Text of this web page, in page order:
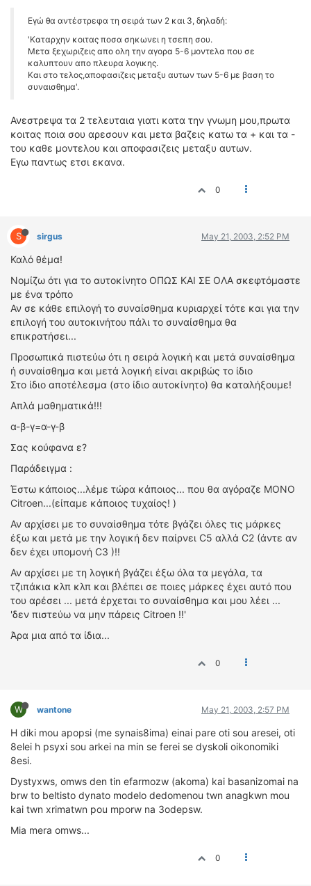
Εγώ θα αντέστρεφα τη σειρά των 2 και 3, δηλαδή:
'Καταρχην κοιτας ποσα σηκωνει η τσεπη σου.
Μετα ξεχωριζεις απο ολη την αγορα 5-6 μοντελα που σε
καλυπτουν απο πλευρα λογικης.
Και στο τελος,αποφασιζεις μεταξυ αυτων των 5-6 με βαση το
συναισθημα'.
Ανεστρεψα τα 2 τελευταια γιατι κατα την γνωμη μου,πρωτα
κοιτας ποια σου αρεσουν και μετα βαζεις κατω τα + και τα -
του καθε μοντελου και αποφασιζεις μεταξυ αυτων.
Εγω παντως ετσι εκανα.
0
S sirgus May 21, 2003, 2:52 PM
Καλό θέμα!
Νομίζω ότι για το αυτοκίνητο ΟΠΩΣ ΚΑΙ ΣΕ ΟΛΑ σκεφτόμαστε
με ένα τρόπο
Αν σε κάθε επιλογή το συναίσθημα κυριαρχεί τότε και για την
επιλογή του αυτοκινήτου πάλι το συναίσθημα θα
επικρατήσει...
Προσωπικά πιστεύω ότι η σειρά λογική και μετά συναίσθημα
ή συναίσθημα και μετά λογική είναι ακριβώς το ίδιο
Στο ίδιο αποτέλεσμα (στο ίδιο αυτοκίνητο) θα καταλήξουμε!
Απλά μαθηματικά!!!
α-β-γ=α-γ-β
Σας κούφανα ε?
Παράδειγμα :
Έστω κάποιος...λέμε τώρα κάποιος... που θα αγόραζε ΜΟΝΟ
Citroen...(είπαμε κάποιος τυχαίος! )
Αν αρχίσει με το συναίσθημα τότε βγάζει όλες τις μάρκες
έξω και μετά με την λογική δεν παίρνει C5 αλλά C2 (άντε αν
δεν έχει υπομονή C3 )!!
Αν αρχίσει με τη λογική βγάζει έξω όλα τα μεγάλα, τα
τζιπάκια κλπ κλπ και βλέπει σε ποιες μάρκες έχει αυτό που
του αρέσει ... μετά έρχεται το συναίσθημα και μου λέει ...
'δεν πιστεύω να μην πάρεις Citroen !!'
Άρα μια από τα ίδια...
0
W wantone May 21, 2003, 2:57 PM
H diki mou apopsi (me synais8ima) einai pare oti sou aresei, oti
8elei h psyxi sou arkei na min se ferei se dyskoli oikonomiki
8esi.
Dystyxws, omws den tin efarmozw (akoma) kai basanizomai na
brw to beltisto dynato modelo dedomenou twn anagkwn mou
kai twn xrimatwn pou mporw na 3odepsw.
Mia mera omws...
0